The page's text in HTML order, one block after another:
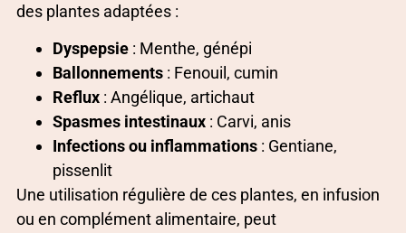
des plantes adaptées :
Dyspepsie : Menthe, génépi
Ballonnements : Fenouil, cumin
Reflux : Angélique, artichaut
Spasmes intestinaux : Carvi, anis
Infections ou inflammations : Gentiane,
pissenlit
Une utilisation régulière de ces plantes, en infusion
ou en complément alimentaire, peut